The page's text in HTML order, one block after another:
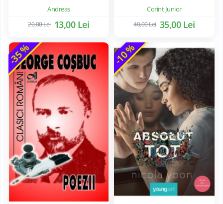
Andreas
13,00 Lei
20,00 Lei
Corint Junior
35,00 Lei
40,00 Lei
-35 % -10 %